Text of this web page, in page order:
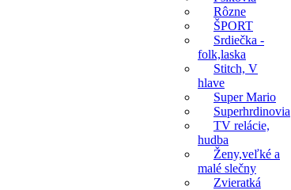
Rôzne
ŠPORT
Srdiečka -
folk,laska
Stitch, V
hlave
Super Mario
Superhrdinovia
TV relácie,
hudba
Ženy,veľké a
malé slečny
Zvieratká